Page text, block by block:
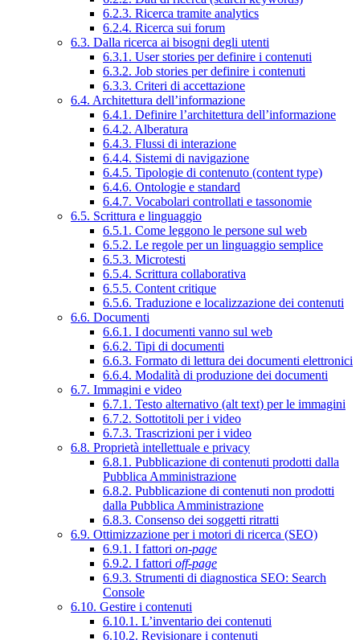
6.2.3. Ricerca tramite analytics
6.2.4. Ricerca sui forum
6.3. Dalla ricerca ai bisogni degli utenti
6.3.1. User stories per definire i contenuti
6.3.2. Job stories per definire i contenuti
6.3.3. Criteri di accettazione
6.4. Architettura dell’informazione
6.4.1. Definire l’architettura dell’informazione
6.4.2. Alberatura
6.4.3. Flussi di interazione
6.4.4. Sistemi di navigazione
6.4.5. Tipologie di contenuto (content type)
6.4.6. Ontologie e standard
6.4.7. Vocabolari controllati e tassonomie
6.5. Scrittura e linguaggio
6.5.1. Come leggono le persone sul web
6.5.2. Le regole per un linguaggio semplice
6.5.3. Microtesti
6.5.4. Scrittura collaborativa
6.5.5. Content critique
6.5.6. Traduzione e localizzazione dei contenuti
6.6. Documenti
6.6.1. I documenti vanno sul web
6.6.2. Tipi di documenti
6.6.3. Formato di lettura dei documenti elettronici
6.6.4. Modalità di produzione dei documenti
6.7. Immagini e video
6.7.1. Testo alternativo (alt text) per le immagini
6.7.2. Sottotitoli per i video
6.7.3. Trascrizioni per i video
6.8. Proprietà intellettuale e privacy
6.8.1. Pubblicazione di contenuti prodotti dalla
Pubblica Amministrazione
6.8.2. Pubblicazione di contenuti non prodotti
dalla Pubblica Amministrazione
6.8.3. Consenso dei soggetti ritratti
6.9. Ottimizzazione per i motori di ricerca (SEO)
6.9.1. I fattori on-page
6.9.2. I fattori off-page
6.9.3. Strumenti di diagnostica SEO: Search
Console
6.10. Gestire i contenuti
6.10.1. L’inventario dei contenuti
6.10.2. Revisionare i contenuti